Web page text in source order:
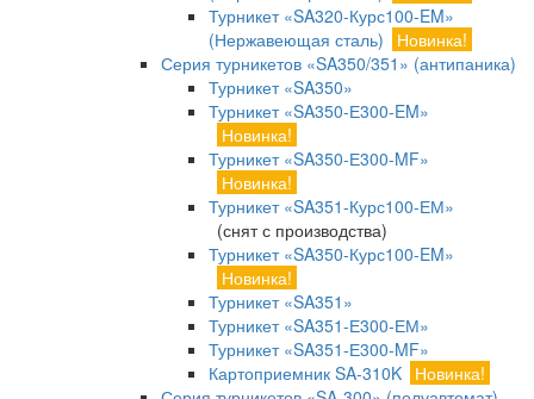
Турникет «SA320-Курс100-EM»
(Нержавеющая сталь)
Новинка!
Серия турникетов «SA350/351» (антипаника)
Турникет «SA350»
Турникет «SA350-Е300-EM»
Новинка!
Турникет «SA350-Е300-MF»
Новинка!
Турникет «SA351-Курс100-ЕМ»
(снят с производства)
Турникет «SA350-Курс100-EM»
Новинка!
Турникет «SA351»
Турникет «SA351-Е300-ЕМ»
Турникет «SA351-Е300-MF»
Картоприемник SA-310K Новинка!